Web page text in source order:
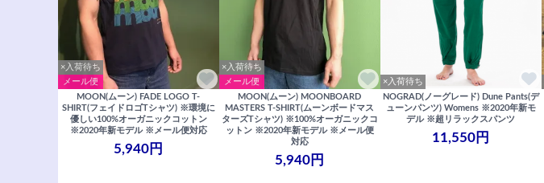
×入荷待ち
メール便
MOON(ムーン) FADE LOGO T-
SHIRT(フェイドロゴTシャツ) ※環境に
優しい100%オーガニックコットン
※2020年新モデル ※メール便対応
5,940円
×入荷待ち
メール便
MOON(ムーン) MOONBOARD
MASTERS T-SHIRT(ムーンボードマス
ターズTシャツ) ※100%オーガニックコ
ットン ※2020年新モデル ※メール便
対応
5,940円
×入荷待ち
NOGRAD(ノーグレード) Dune Pants(デ
ューンパンツ) Womens ※2020年新モ
デル ※超リラックスパンツ
11,550円